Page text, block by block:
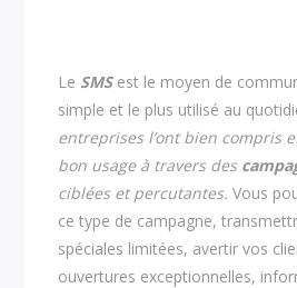
Le SMSest le moyen de
simple et le plus utilisé au
entreprises l’ont bien compris
bon usage à travers des
ciblées et percutantes. Vous
ce type de campagne,
spéciales limitées, avertir vos
ouvertures exceptionnelles,